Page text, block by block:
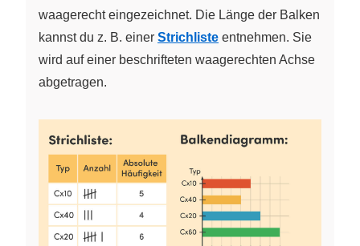
waagerecht eingezeichnet. Die Länge der Balken
kannst du z. B. einer Strichliste entnehmen. Sie
wird auf einer beschrifteten waagerechten Achse
abgetragen.